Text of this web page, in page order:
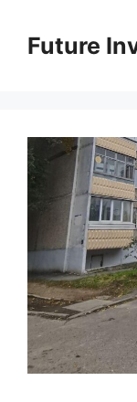
вмістуFuture